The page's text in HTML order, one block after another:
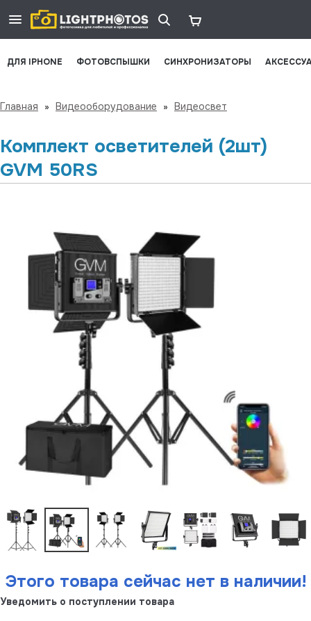
ДЛЯ IPHONE ФОТОВСПЫШКИ СИНХРОНИЗАТОРЫ
Главная » Видеооборудование » Видеосвет
Комплект осветителей (2шт)
GVM 50RS
Этого товара сейчас нет в наличии!
Уведомить о поступлении товара